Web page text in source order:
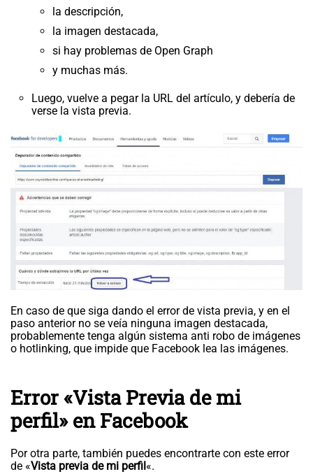
la descripción,
la imagen destacada,
si hay problemas de Open Graph
y muchas más.
Luego, vuelve a pegar la URL del artículo, y debería de
verse la vista previa.
En caso de que siga dando el error de vista previa, y en el
paso anterior no se veía ninguna imagen destacada,
probablemente tenga algún sistema anti robo de imágenes
o hotlinking, que impide que Facebook lea las imágenes.
Error «Vista Previa de mi
perfil» en Facebook
Por otra parte, también puedes encontrarte con este error
de «Vista previa de mi perfil «.